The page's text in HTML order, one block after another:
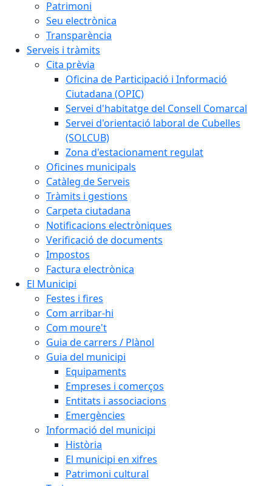
Patrimoni
Seu electrònica
Transparència
Serveis i tràmits
Cita prèvia
Oficina de Participació i Informació
Ciutadana (OPIC)
Servei d'habitatge del Consell Comarcal
Servei d'orientació laboral de Cubelles
(SOLCUB)
Zona d'estacionament regulat
Oficines municipals
Catàleg de Serveis
Tràmits i gestions
Carpeta ciutadana
Notificacions electròniques
Verificació de documents
Impostos
Factura electrònica
El Municipi
Festes i fires
Com arribar-hi
Com moure't
Guia de carrers / Plànol
Guia del municipi
Equipaments
Empreses i comerços
Entitats i associacions
Emergències
Informació del municipi
Història
El municipi en xifres
Patrimoni cultural